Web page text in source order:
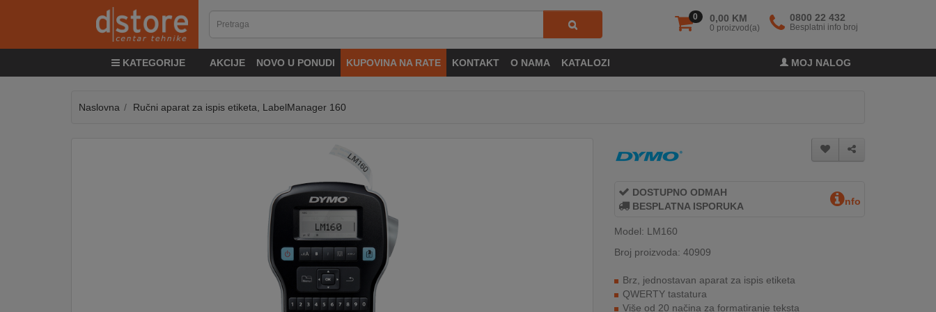
0 0,00 KM
0 proizvod(a)
0800 22 432
Besplatni info broj
KATEGORIJE AKCIJE NOVO U PONUDI KUPOVINA NA RATE KONTAKT O NAMA KATALOZI MOJ NALOG
&
Naslovna Ručni aparat za ispis etiketa, LabelManager 160
DOSTUPNO ODMAH
BESPLATNA ISPORUKA
nfo
Model: LM160
Broj proizvoda: 40909
Brz, jednostavan aparat za ispis etiketa
QWERTY tastatura
Više od 20 načina za formatiranje teksta